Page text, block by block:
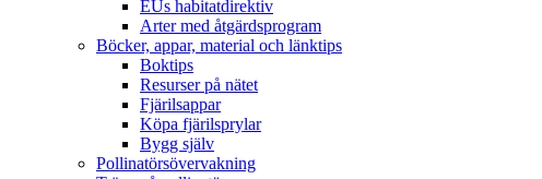
EUs habitatdirektiv
Arter med åtgärdsprogram
Böcker, appar, material och länktips
Boktips
Resurser på nätet
Fjärilsappar
Köpa fjärilsprylar
Bygg själv
Pollinatörsövervakning